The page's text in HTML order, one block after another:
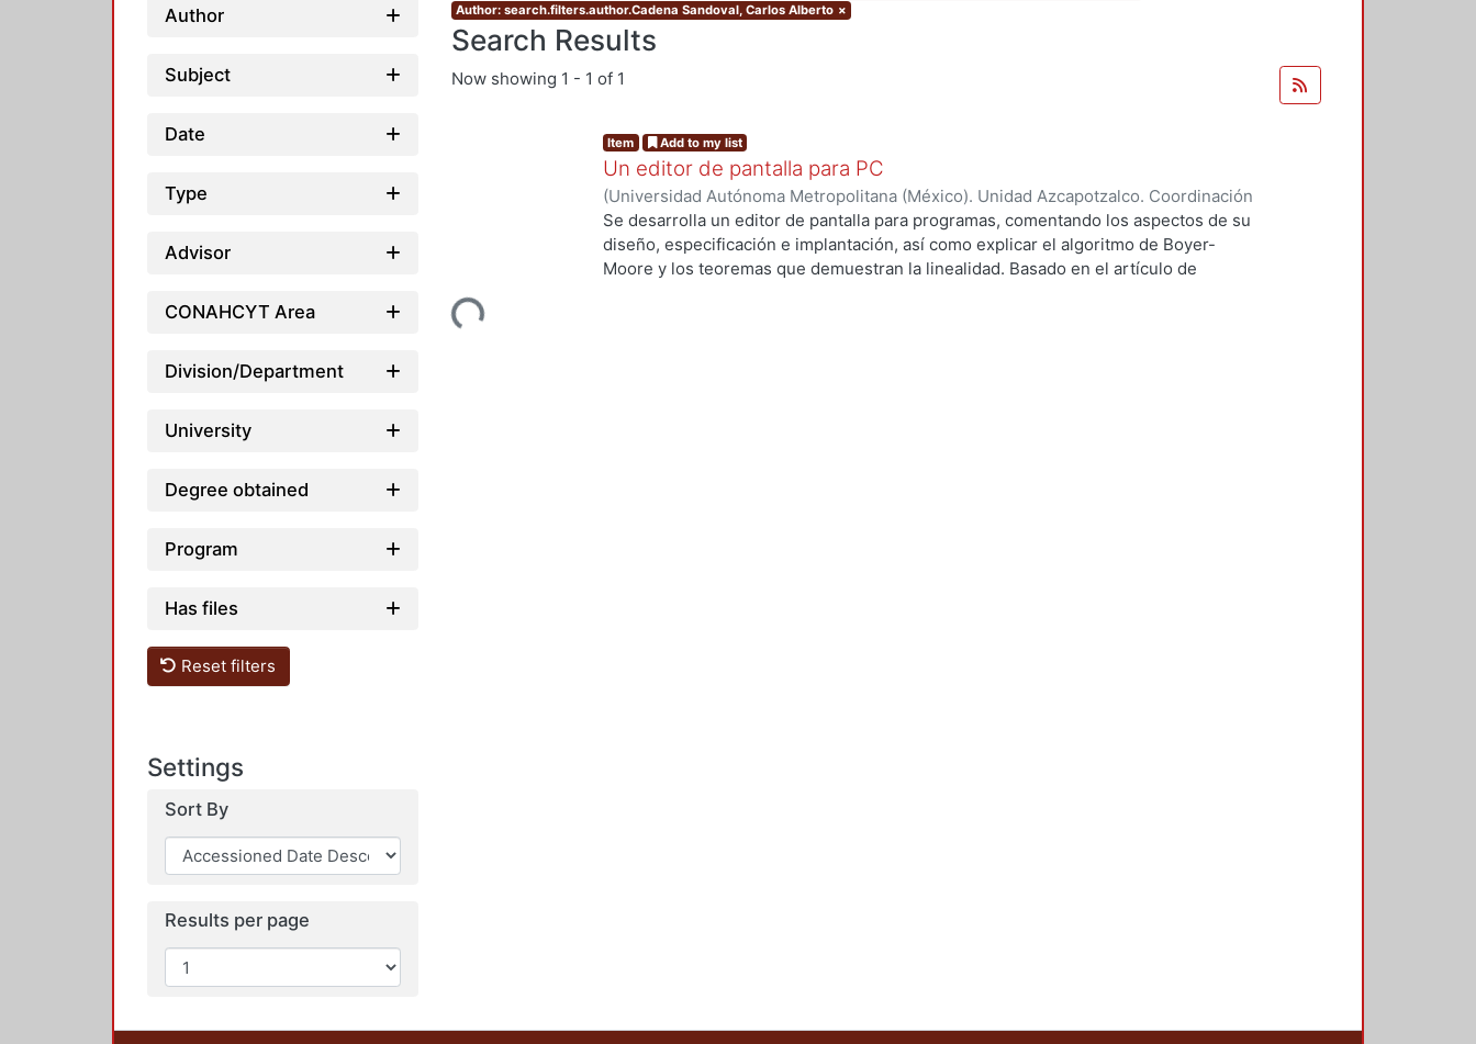
Author
Subject
Date
Type
Advisor
CONAHCYT Area
Division/Department
University
Degree obtained
Program
Has files
Reset filters
Settings
Sort By
Results per page
Author: search.filters.author.Cadena Sandoval, Carlos Alberto ×
Search Results
Now showing 1 - 1 of 1
Loading...
Item Add to my list
Un editor de pantalla para PC
(Universidad Autónoma Metropolitana (México). Unidad Azcapotzalco. Coordinación
de Servicios de Información.,1991-09)Cadena Sandoval, Carlos Alberto
Se desarrolla un editor de pantalla para programas, comentando los aspectos de su
diseño, especificación e implantación, así como explicar el algoritmo de Boyer-
Moore y los teoremas que demuestran la linealidad. Basado en el artículo de